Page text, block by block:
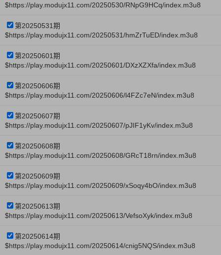
$https://play.modujx11.com/20250530/RNpG9HCq/index.m3u8
第20250531期
$https://play.modujx11.com/20250531/hmZrTuED/index.m3u8
第20250601期
$https://play.modujx11.com/20250601/DXzXZXfa/index.m3u8
第20250606期
$https://play.modujx11.com/20250606/l4FZc7eN/index.m3u8
第20250607期
$https://play.modujx11.com/20250607/pJIF1yKv/index.m3u8
第20250608期
$https://play.modujx11.com/20250608/GRcT18rn/index.m3u8
第20250609期
$https://play.modujx11.com/20250609/xSoqy4bO/index.m3u8
第20250613期
$https://play.modujx11.com/20250613/VefsoXyk/index.m3u8
第20250614期
$https://play.modujx11.com/20250614/cnig5NQS/index.m3u8